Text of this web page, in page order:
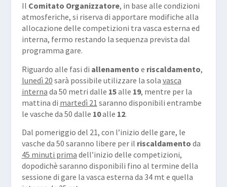
Il Comitato Organizzatore, in base alle condizioni
atmosferiche, si riserva di apportare modifiche alla
allocazione delle competizioni tra vasca esterna ed
interna, fermo restando la sequenza prevista dal
programma gare.
Riguardo alle fasi di allenamento e riscaldamento,
lunedì 20 sarà possibile utilizzare la sola vasca
interna da 50 metri dalle 15alle 19, mentre per la
mattina di martedì 21 saranno disponibili entrambe
le vasche da 50 dalle 10alle 12.
Dal pomeriggio del 21, con l’inizio delle gare, le
vasche da 50 saranno libere per il riscaldamento da
45 minuti prima dell’inizio delle competizioni,
dopodichè saranno disponibili fino al termine della
sessione di gare la vasca esterna da 34 mt e quella